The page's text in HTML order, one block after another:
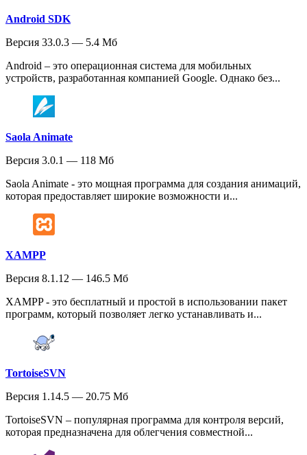
Android SDK
Версия 33.0.3 — 5.4 Мб
Android – это операционная система для мобильных
устройств, разработанная компанией Google. Однако без...
Saola Animate
Версия 3.0.1 — 118 Мб
Saola Animate - это мощная программа для создания анимаций,
которая предоставляет широкие возможности и...
XAMPP
Версия 8.1.12 — 146.5 Мб
XAMPP - это бесплатный и простой в использовании пакет
программ, который позволяет легко устанавливать и...
TortoiseSVN
Версия 1.14.5 — 20.75 Мб
TortoiseSVN – популярная программа для контроля версий,
которая предназначена для облегчения совместной...